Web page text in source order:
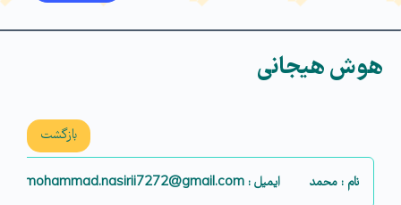
هوش هیجانی
بازگشت
نام : محمد ایمیل : mohammad.nasirii7272@gmail.com